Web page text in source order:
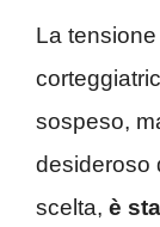
La tensione
sospeso,
desideroso
scelta, è